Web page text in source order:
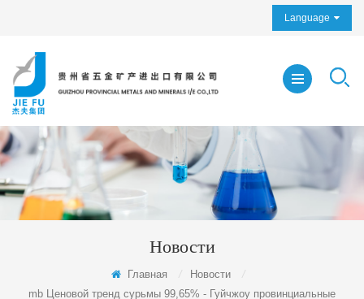
Language
Новости
Главная Новости
mb Ценовой тренд сурьмы 99,65% - Гуйчжоу провинциальные